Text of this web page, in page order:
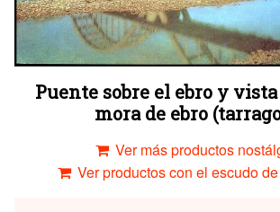
Puente sobre el ebro y
mora de ebro
Ver más productos
Ver productos con el escudo